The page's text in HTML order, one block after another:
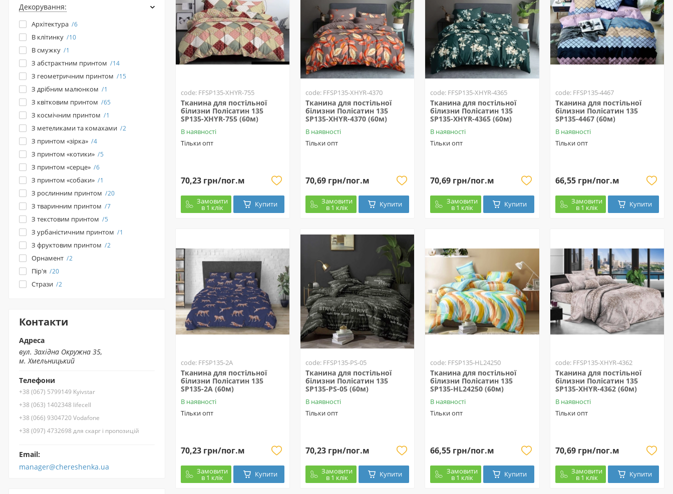
code: FFSP135-XHYR-755
Тканина для постільної
білизни Полісатин 135
SP135-XHYR-755 (60м)
В наявності
Тільки опт
70,23 грн/пог.м
Замовити
в 1 клік Купити
code: FFSP135-XHYR-4370
Тканина для постільної
білизни Полісатин 135
SP135-XHYR-4370 (60м)
В наявності
Тільки опт
70,69 грн/пог.м
Замовити
в 1 клік Купити
code: FFSP135-XHYR-4365
Тканина для постільної
білизни Полісатин 135
SP135-XHYR-4365 (60м)
В наявності
Тільки опт
70,69 грн/пог.м
Замовити
в 1 клік Купити
code: FFSP135-4467
Тканина для постільної
білизни Полісатин 135
SP135-4467 (60м)
В наявності
Тільки опт
66,55 грн/пог.м
Замовити
в 1 клік Купити
code: FFSP135-2A
Тканина для постільної
білизни Полісатин 135
SP135-2A (60м)
В наявності
Тільки опт
70,23 грн/пог.м
Замовити
в 1 клік Купити
code: FFSP135-PS-05
Тканина для постільної
білизни Полісатин 135
SP135-PS-05 (60м)
В наявності
Тільки опт
70,23 грн/пог.м
Замовити
в 1 клік Купити
code: FFSP135-HL24250
Тканина для постільної
білизни Полісатин 135
SP135-HL24250 (60м)
В наявності
Тільки опт
66,55 грн/пог.м
Замовити
в 1 клік Купити
code: FFSP135-XHYR-4362
Тканина для постільної
білизни Полісатин 135
SP135-XHYR-4362 (60м)
В наявності
Тільки опт
70,69 грн/пог.м
Замовити
в 1 клік Купити
Декорування:
Архітектура 6
В клітинку 10
В смужку 1
З абстрактним принтом 14
З геометричним принтом 15
З дрібним малюнком 1
З квітковим принтом 65
З космічним принтом 1
З метеликами та комахами 2
З принтом «зірка» 4
З принтом «котики» 5
З принтом «серце» 6
З принтом «собаки» 1
З рослинним принтом 20
З тваринним принтом 7
З текстовим принтом 5
З урбаністичним принтом 1
З фруктовим принтом 2
Орнамент 2
Пір'я 20
Стрази 2
Контакти
Адреса
вул. Західна Окружна 35,
м. Хмельницький
Телефони
+38 (067) 5799149 Kyivstar
+38 (063) 1402348 lifecell
+38 (066) 9304720 Vodafone
+38 (097) 4732698 для скарг і пропозицій
Email:
manager@chereshenka.ua